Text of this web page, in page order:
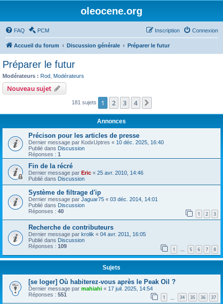
oleocene.org
FAQ PCM Connexion
Inscription
Accueil du forum Discussion générale Préparer le futur
Préparer le futur
Modérateurs : Rod Modérateurs
Nouveau sujet
181 sujets 1 2 3 4
Annonces
Précison pour les articles de presse
Dernier message par KodxUptres « 10 déc. 2025, 16:40
Publié dans Discussion
Réponses : 1
Fin de la récré
Dernier message par Eric « 25 avr. 2010, 14:46
Publié dans Discussion
Système de filtrage d'ip
Dernier message par Jaguar75 « 03 déc. 2014, 14:01
Publié dans Discussion
Réponses : 40 1 2 3
Recherche de contributeurs
Dernier message par krolik « 04 avr. 2011, 16:05
Publié dans Discussion
Réponses : 109 1 … 5 6 7 8
Sujets
[se loger] Où habiterez-vous après le Peak Oil ?
Dernier message par mahiahi « 17 juil. 2025, 14:54
Réponses : 551 1 34 35 36 37